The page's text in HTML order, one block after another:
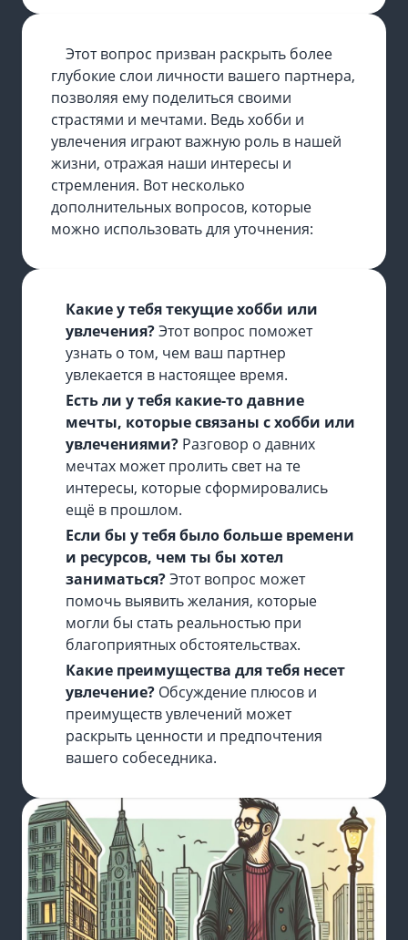
Этот вопрос призван раскрыть более
глубокие слои личности вашего партнера,
позволяя ему поделиться своими
страстями и мечтами. Ведь хобби и
увлечения играют важную роль в нашей
жизни, отражая наши интересы и
стремления. Вот несколько
дополнительных вопросов, которые
можно использовать для уточнения:
Какие у тебя текущие хобби или
увлечения?Этот вопрос поможет
узнать о том, чем ваш партнер
увлекается в настоящее время.
Есть ли у тебя какие-то давние
мечты, которые связаны с хобби или
увлечениями? Разговор о давних
мечтах может пролить свет на те
интересы, которые сформировались
ещё в прошлом.
Если бы у тебя было больше времени
и ресурсов, чем ты бы хотел
заниматься?Этот вопрос может
помочь выявить желания, которые
могли бы стать реальностью при
благоприятных обстоятельствах.
Какие преимущества для тебя несет
увлечение? Обсуждение плюсов и
преимуществ увлечений может
раскрыть ценности и предпочтения
вашего собеседника.